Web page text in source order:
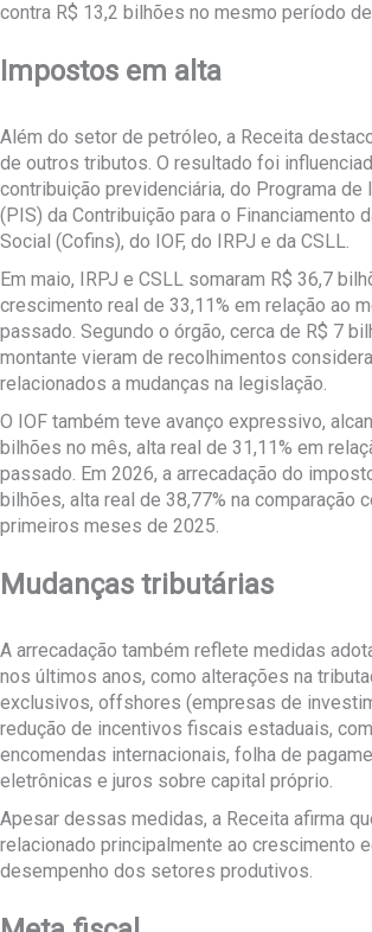
contra R$ 13,2 bilhões no mesmo período
Impostos em alta
Além do setor de petróleo, a Receita
de outros tributos. O resultado foi
contribuição previdenciária, do Programa de
(PIS) da Contribuição para o Financiamento
Social (Cofins), do IOF, do IRPJ e da CSLL.
Em maio, IRPJ e CSLL somaram R$ 36,7
crescimento real de 33,11% em relação ao
passado. Segundo o órgão, cerca de R$ 7
montante vieram de recolhimentos
relacionados a mudanças na legislação.
O IOF também teve avanço expressivo,
bilhões no mês, alta real de 31,11% em
passado. Em 2026, a arrecadação do
bilhões, alta real de 38,77% na comparação
primeiros meses de 2025.
Mudanças tributárias
A arrecadação também reflete medidas
nos últimos anos, como alterações na
exclusivos, offshores (empresas de
redução de incentivos fiscais estaduais,
encomendas internacionais, folha de
eletrônicas e juros sobre capital próprio.
Apesar dessas medidas, a Receita afirma
relacionado principalmente ao crescimento
desempenho dos setores produtivos.